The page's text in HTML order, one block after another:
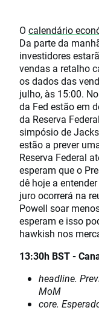
O calendário
Da parte da
investidores
vendas a retalho
os dados das
julho, às 15:00.
da Fed estão em
da Reserva
simpósio de
estão a prever
Reserva Federal
esperam que o
dê hoje a
juro ocorrerá na
Powell soar
esperam e isso
hawkish nos
13:30h BST -
headline.
MoM
core.